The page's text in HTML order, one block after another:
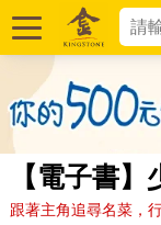
【電子書
跟著主角追尋名菜，